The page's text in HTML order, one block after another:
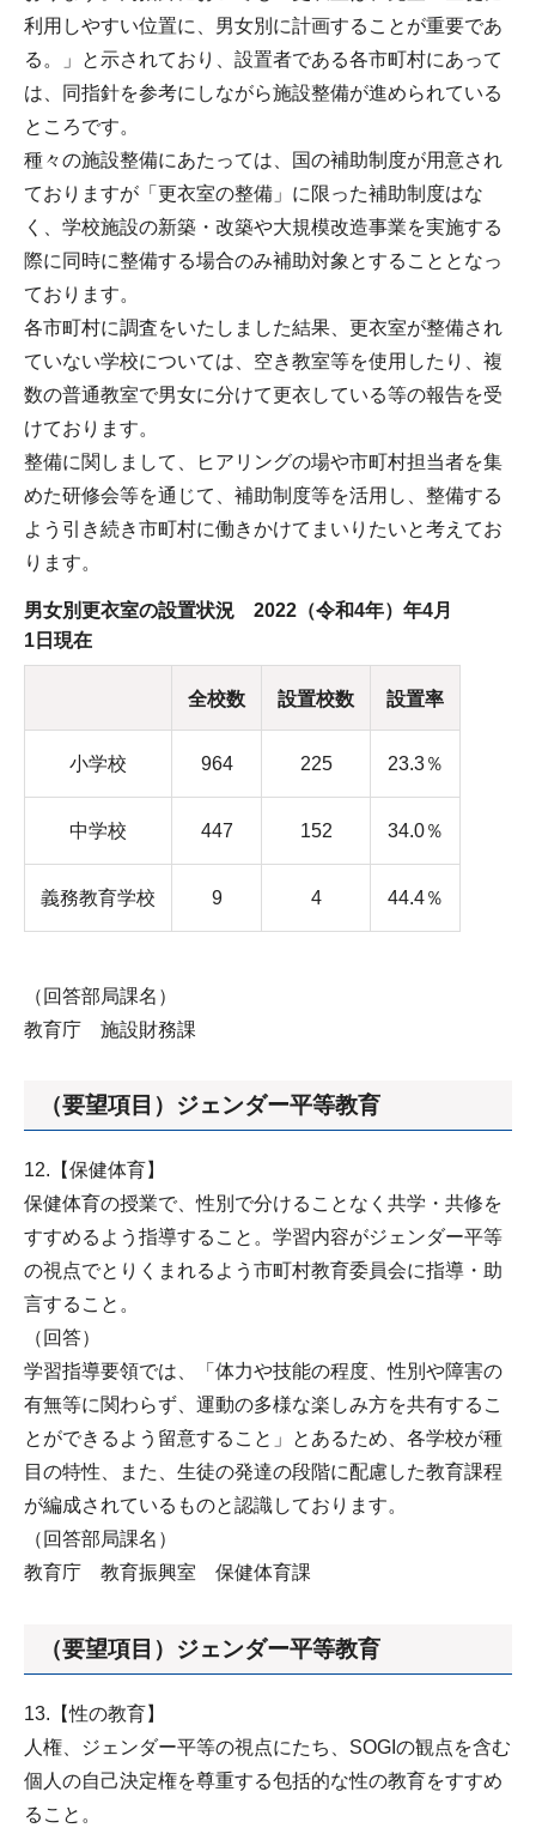
利用しやすい位置に、男女別に計画することが重要であ
る。」と示されており、設置者である各市町村にあって
は、同指針を参考にしながら施設整備が進められている
ところです。
種々の施設整備にあたっては、国の補助制度が用意され
ておりますが「更衣室の整備」に限った補助制度はな
く、学校施設の新築・改築や大規模改造事業を実施する
際に同時に整備する場合のみ補助対象とすることとなっ
ております。
各市町村に調査をいたしました結果、更衣室が整備され
ていない学校については、空き教室等を使用したり、複
数の普通教室で男女に分けて更衣している等の報告を受
けております。
整備に関しまして、ヒアリングの場や市町村担当者を集
めた研修会等を通じて、補助制度等を活用し、整備する
よう引き続き市町村に働きかけてまいりたいと考えてお
ります。
男女別更衣室の設置状況 2022（令和4年）年4月
1日現在
全校数 設置校数 設置率
小学校 964 225 23.3％
中学校 447 152 34.0％
義務教育学校 9 4 44.4％
（回答部局課名）
教育庁 施設財務課
（要望項目）ジェンダー平等教育
12.【保健体育】
保健体育の授業で、性別で分けることなく共学・共修を
すすめるよう指導すること。学習内容がジェンダー平等
の視点でとりくまれるよう市町村教育委員会に指導・助
言すること。
（回答）
学習指導要領では、「体力や技能の程度、性別や障害の
有無等に関わらず、運動の多様な楽しみ方を共有するこ
とができるよう留意すること」とあるため、各学校が種
目の特性、また、生徒の発達の段階に配慮した教育課程
が編成されているものと認識しております。
（回答部局課名）
教育庁 教育振興室 保健体育課
（要望項目）ジェンダー平等教育
13.【性の教育】
人権、ジェンダー平等の視点にたち、SOGIの観点を含む
個人の自己決定権を尊重する包括的な性の教育をすすめ
ること。